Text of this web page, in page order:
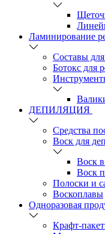
Ламинирование
Составы
Ботокс для
ДЕПИЛЯЦИЯ
Средства
Воск для
Воск
Воск
Полоски и
Воскоплавы
Одноразовая
Крафт-